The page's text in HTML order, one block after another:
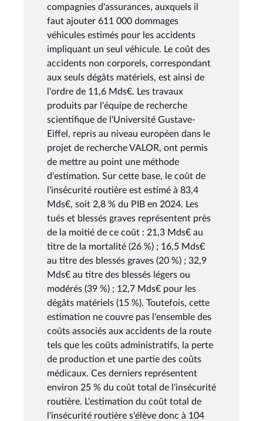
compagnies d'assurances, auxquels il
faut ajouter 611 000 dommages
véhicules estimés pour les accidents
impliquant un seul véhicule. Le coût des
accidents non corporels, correspondant
aux seuls dégâts matériels, est ainsi de
l'ordre de 11,6 Mds€. Les travaux
produits par l'équipe de recherche
scientifique de l'Université Gustave-
Eiffel, repris au niveau européen dans le
projet de recherche VALOR, ont permis
de mettre au point une méthode
d'estimation. Sur cette base, le coût de
l'insécurité routière est estimé à 83,4
Mds€, soit 2,8 % du PIB en 2024. Les
tués et blessés graves représentent près
de la moitié de ce coût : 21,3 Mds€ au
titre de la mortalité (26 %) ; 16,5 Mds€
au titre des blessés graves (20 %) ; 32,9
Mds€ au titre des blessés légers ou
modérés (39 %) ; 12,7 Mds€ pour les
dégâts matériels (15 %). Toutefois, cette
estimation ne couvre pas l'ensemble des
coûts associés aux accidents de la route
tels que les coûts administratifs, la perte
de production et une partie des coûts
médicaux. Ces derniers représentent
environ 25 % du coût total de l'insécurité
routière. L'estimation du coût total de
l'insécurité routière s'élève donc à 104